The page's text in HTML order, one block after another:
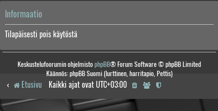
Informaatio
Tilapäisesti pois käytöstä
Keskustelufoorumin ohjelmistophpBB® Forum Software © phpBB Limited
Käännös: phpBB Suomi (lurttinen, harritapio, Pettis)
Etusivu Kaikki ajat ovat UTC+03:00